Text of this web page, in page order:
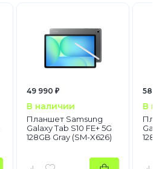
49 990 ₽
В наличии
Планшет Samsung
Galaxy Tab S10 FE+ 5G
128GB Gray (SM-X626)
58
В